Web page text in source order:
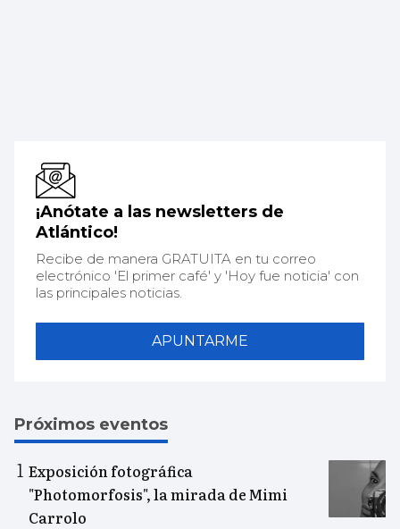
¡Anótate a las newsletters de
Atlántico!
Recibe de manera GRATUITA en tu correo
electrónico 'El primer café' y 'Hoy fue noticia' con
las principales noticias.
APUNTARME
Próximos eventos
Exposición fotográfica
"Photomorfosis", la mirada de Mimi
Carrolo